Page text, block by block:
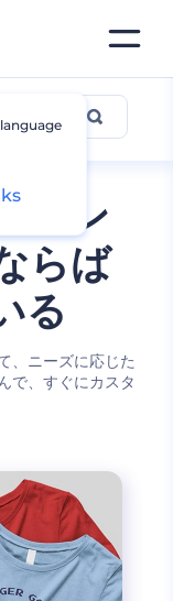
ョン
らば
る
、ニーズに応じた
で、すぐにカスタ